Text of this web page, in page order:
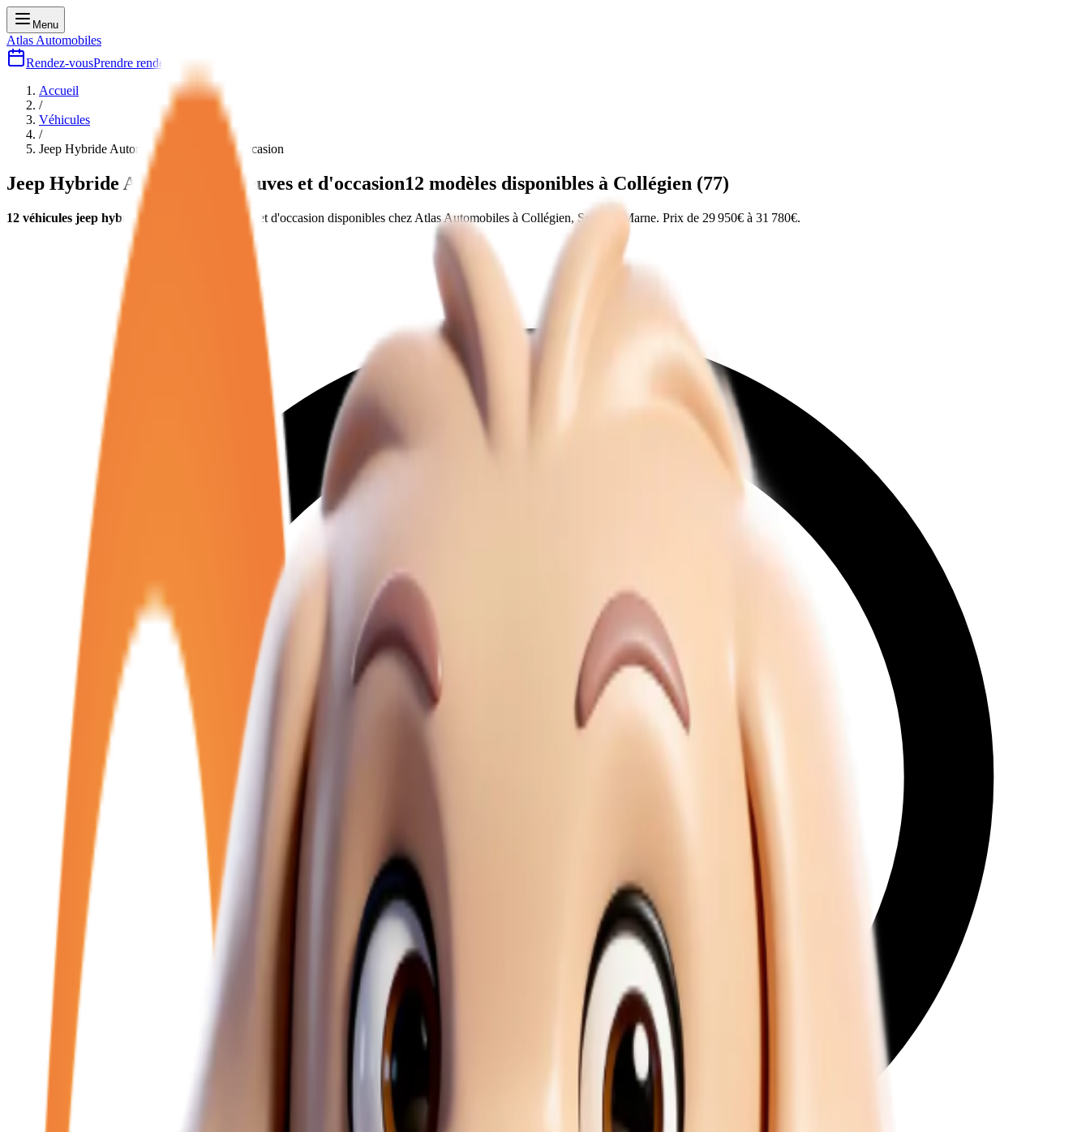
Menu
Atlas Automobiles
Rendez-vousPrendre rendez-vous
Accueil
/
Véhicules
/
Jeep Hybride Automatique
neuves et d'occasion
Jeep Hybride Automatique neuves et d'occasion12 modèles disponibles à Collégien (77)
12 véhicules jeep hybride automatique neuves et d'occasion disponibles chez Atlas Automobiles à Collégien, Seine-et-Marne. Prix de 29 950€ à 31 780€.